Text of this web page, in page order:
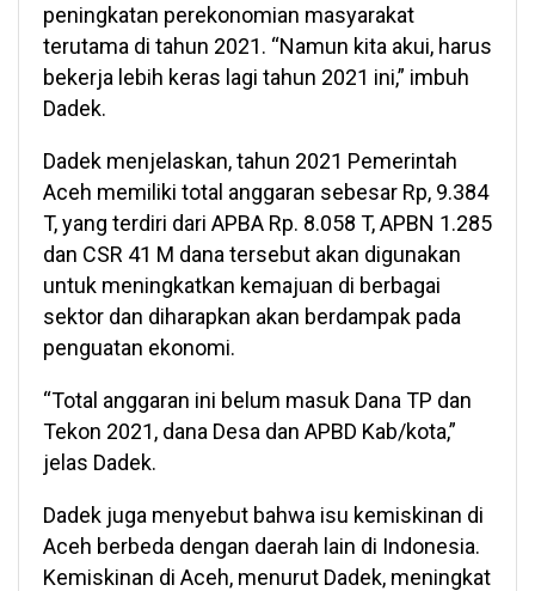
peningkatan perekonomian masyarakat
terutama di tahun 2021. “Namun kita akui, harus
bekerja lebih keras lagi tahun 2021 ini,” imbuh
Dadek.
Dadek menjelaskan, tahun 2021 Pemerintah
Aceh memiliki total anggaran sebesar Rp, 9.384
T, yang terdiri dari APBA Rp. 8.058 T, APBN 1.285
dan CSR 41 M dana tersebut akan digunakan
untuk meningkatkan kemajuan di berbagai
sektor dan diharapkan akan berdampak pada
penguatan ekonomi.
“Total anggaran ini belum masuk Dana TP dan
Tekon 2021, dana Desa dan APBD Kab/kota,”
jelas Dadek.
Dadek juga menyebut bahwa isu kemiskinan di
Aceh berbeda dengan daerah lain di Indonesia.
Kemiskinan di Aceh, menurut Dadek, meningkat